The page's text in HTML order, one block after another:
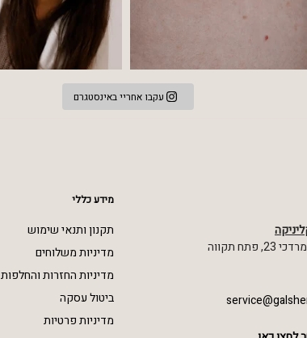
עקבו אחריי באינסטגרם
תקווה
מידע כללי
תקנון ותנאי שימוש
מדיניות משלוחים
מדיניות החזרות והחלפות
ביטול עסקה
מדיניות פרטיות